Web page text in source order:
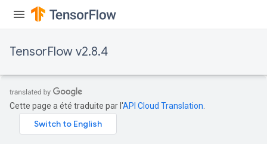
TensorFlow v2.8.4
Cette page a été traduite par l'API Cloud Translation